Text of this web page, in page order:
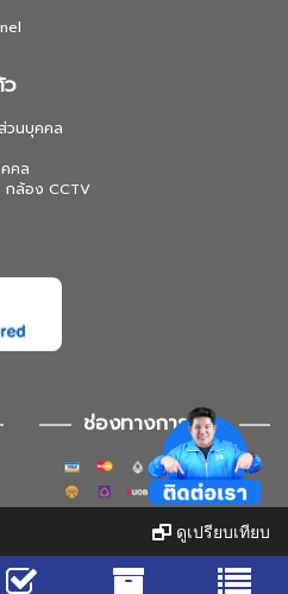
วนบุคคล
คล
กล้อง CCTV
ช่องทางการชำระ
การติดตาม
ดูเปรียบเทียบ